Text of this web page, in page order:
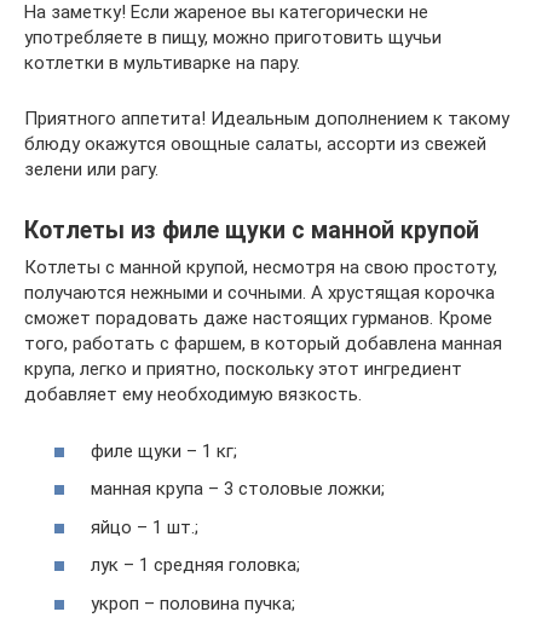
На заметку! Если жареное вы категорически не
употребляете в пищу, можно приготовить щучьи
котлетки в мультиварке на пару.
Приятного аппетита! Идеальным дополнением к такому
блюду окажутся овощные салаты, ассорти из свежей
зелени или рагу.
Котлеты из филе щуки с манной крупой
Котлеты с манной крупой, несмотря на свою простоту,
получаются нежными и сочными. А хрустящая корочка
сможет порадовать даже настоящих гурманов. Кроме
того, работать с фаршем, в который добавлена манная
крупа, легко и приятно, поскольку этот ингредиент
добавляет ему необходимую вязкость.
филе щуки – 1 кг;
манная крупа – 3 столовые ложки;
яйцо – 1 шт.;
лук – 1 средняя головка;
укроп – половина пучка;